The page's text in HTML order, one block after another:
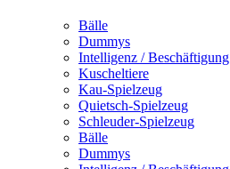
Bälle
Dummys
Intelligenz / Beschäftigung
Kuscheltiere
Kau-Spielzeug
Quietsch-Spielzeug
Schleuder-Spielzeug
Bälle
Dummys